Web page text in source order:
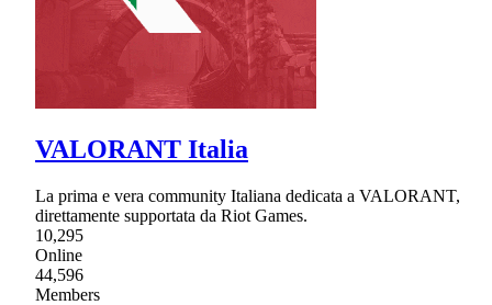
VALORANT Italia
La prima e vera community Italiana dedicata a VALORANT,
direttamente supportata da Riot Games.
10,295
Online
44,596
Members